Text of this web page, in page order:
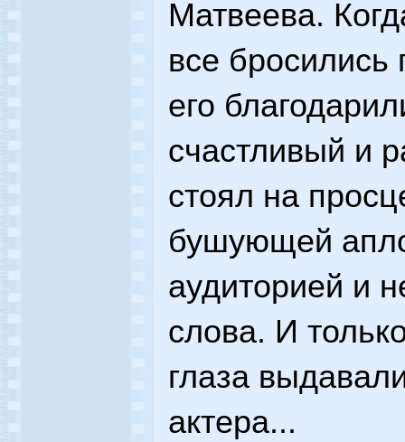
Матвеева.
все бросились
его
счастливый и
стоял на
бушующей
аудиторией и
слова. И
глаза
актера...